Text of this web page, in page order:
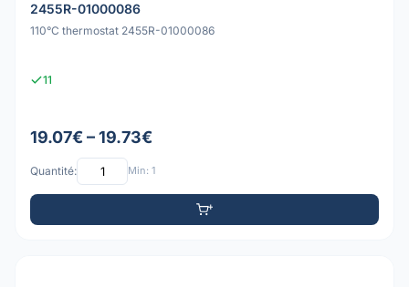
2455R-01000086
110°C thermostat 2455R-01000086
11
19.07€ – 19.73€
Quantité: Min: 1